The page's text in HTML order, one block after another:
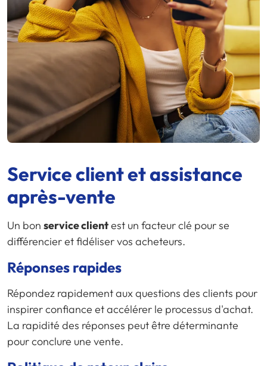
Service client et assistance
après-vente
Un bon service clientest un facteur clé pour se
différencier et fidéliser vos acheteurs.
Réponses rapides
Répondez rapidement aux questions des clients pour
inspirer confiance et accélérer le processus d'achat.
La rapidité des réponses peut être déterminante
pour conclure une vente.